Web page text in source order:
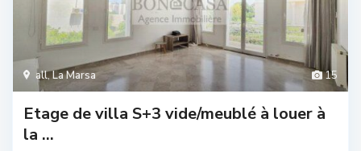
15
all,La Marsa
Etage de villa S+3 vide/meublé à louer à
la ...